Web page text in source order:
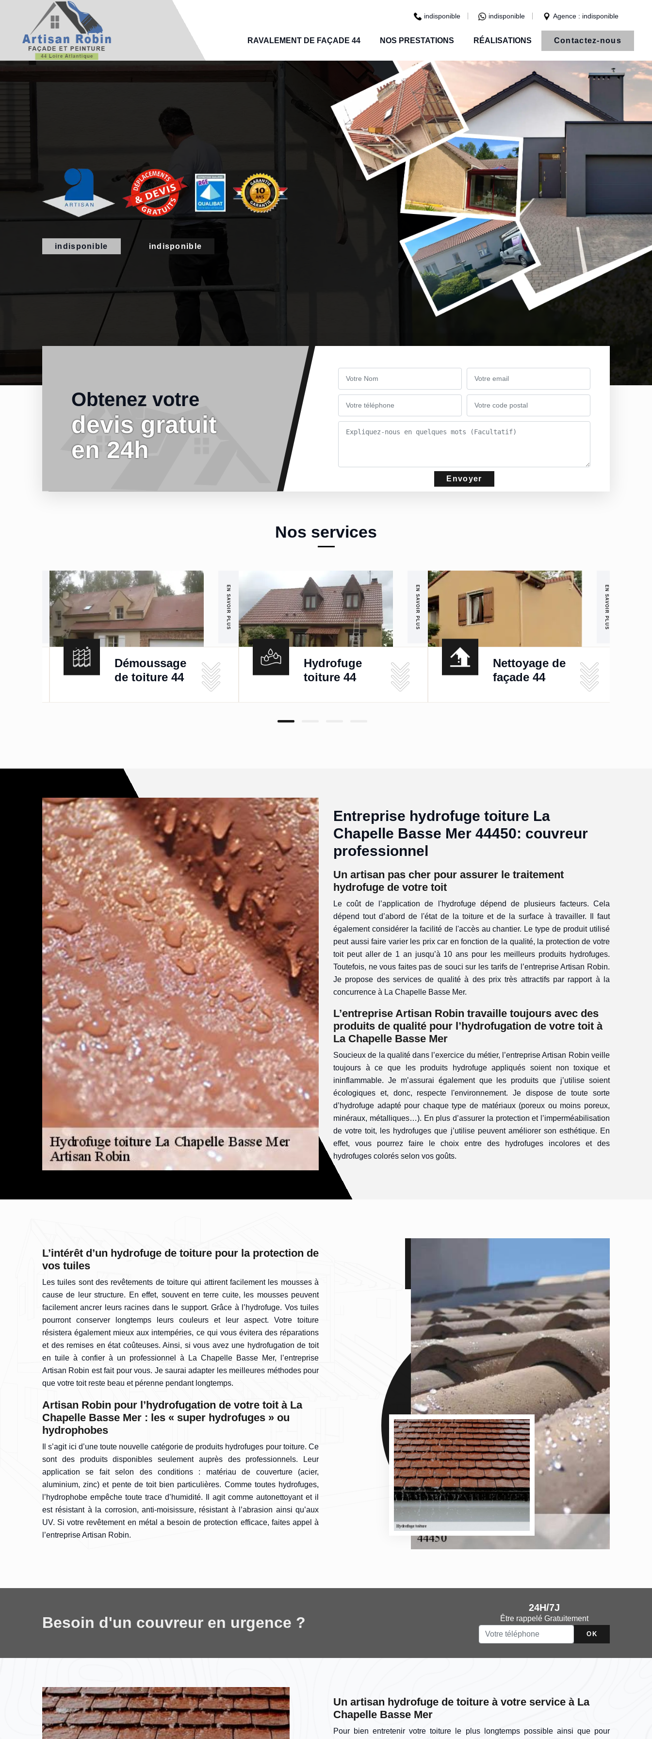
indisponible indisponible Agence : indisponible
RAVALEMENT DE FAÇADE 44 NOS PRESTATIONS RÉALISATIONS Contactez-nous
indisponible indisponible
Obtenez votre
devis gratuit
en 24h
Nos services
EN SAVOIR PLUS
Démoussage
de toiture 44
EN SAVOIR PLUS
Hydrofuge
toiture 44
EN SAVOIR PLUS
Nettoyage de
façade 44
Entreprise hydrofuge toiture La
Chapelle Basse Mer 44450: couvreur
professionnel
Un artisan pas cher pour assurer le traitement
hydrofuge de votre toit
Le coût de l’application de l'hydrofuge dépend de plusieurs facteurs. Cela
dépend tout d’abord de l'état de la toiture et de la surface à travailler. Il faut
également considérer la facilité de l'accès au chantier. Le type de produit utilisé
peut aussi faire varier les prix car en fonction de la qualité, la protection de votre
toit peut aller de 1 an jusqu’à 10 ans pour les meilleurs produits hydrofuges.
Toutefois, ne vous faites pas de souci sur les tarifs de l’entreprise Artisan Robin.
Je propose des services de qualité à des prix très attractifs par rapport à la
concurrence à La Chapelle Basse Mer.
L’entreprise Artisan Robin travaille toujours avec des
produits de qualité pour l’hydrofugation de votre toit à
La Chapelle Basse Mer
Soucieux de la qualité dans l’exercice du métier, l’entreprise Artisan Robin veille
toujours à ce que les produits hydrofuge appliqués soient non toxique et
ininflammable. Je m’assurai également que les produits que j’utilise soient
écologiques et, donc, respecte l'environnement. Je dispose de toute sorte
d’hydrofuge adapté pour chaque type de matériaux (poreux ou moins poreux,
minéraux, métalliques…). En plus d’assurer la protection et l’imperméabilisation
de votre toit, les hydrofuges que j’utilise peuvent améliorer son esthétique. En
effet, vous pourrez faire le choix entre des hydrofuges incolores et des
hydrofuges colorés selon vos goûts.
L’intérêt d’un hydrofuge de toiture pour la protection de
vos tuiles
Les tuiles sont des revêtements de toiture qui attirent facilement les mousses à
cause de leur structure. En effet, souvent en terre cuite, les mousses peuvent
facilement ancrer leurs racines dans le support. Grâce à l’hydrofuge. Vos tuiles
pourront conserver longtemps leurs couleurs et leur aspect. Votre toiture
résistera également mieux aux intempéries, ce qui vous évitera des réparations
et des remises en état coûteuses. Ainsi, si vous avez une hydrofugation de toit
en tuile à confier à un professionnel à La Chapelle Basse Mer, l’entreprise
Artisan Robin est fait pour vous. Je saurai adapter les meilleures méthodes pour
que votre toit reste beau et pérenne pendant longtemps.
Artisan Robin pour l’hydrofugation de votre toit à La
Chapelle Basse Mer : les « super hydrofuges » ou
hydrophobes
Il s’agit ici d’une toute nouvelle catégorie de produits hydrofuges pour toiture. Ce
sont des produits disponibles seulement auprès des professionnels. Leur
application se fait selon des conditions : matériau de couverture (acier,
aluminium, zinc) et pente de toit bien particulières. Comme toutes hydrofuges,
l’hydrophobe empêche toute trace d’humidité. Il agit comme autonettoyant et il
est résistant à la corrosion, anti-moisissure, résistant à l’abrasion ainsi qu’aux
UV. Si votre revêtement en métal a besoin de protection efficace, faites appel à
l’entreprise Artisan Robin.
Besoin d'un couvreur en urgence ?
24H/7J
Être rappelé Gratuitement
Un artisan hydrofuge de toiture à votre service à La
Chapelle Basse Mer
Pour bien entretenir votre toiture le plus longtemps possible ainsi que pour